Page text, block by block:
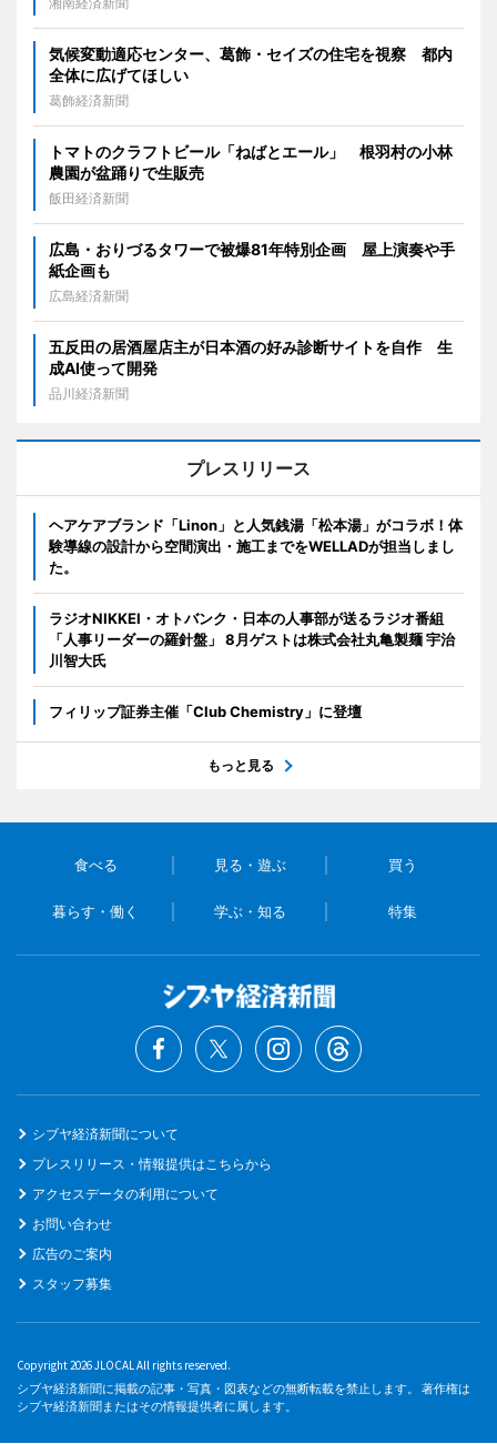
気候変動適応センター、葛飾・セイズの住宅を視察 都内
全体に広げてほしい
葛飾経済新聞
トマトのクラフトビール「ねばとエール」 根羽村の小林
農園が盆踊りで生販売
飯田経済新聞
広島・おりづるタワーで被爆81年特別企画 屋上演奏や手
紙企画も
広島経済新聞
五反田の居酒屋店主が日本酒の好み診断サイトを自作 生
成AI使って開発
品川経済新聞
プレスリリース
ヘアケアブランド「Linon」と人気銭湯「松本湯」がコラボ！体
験導線の設計から空間演出・施工までをWELLADが担当しまし
た。
ラジオNIKKEI・オトバンク・日本の人事部が送るラジオ番組
「人事リーダーの羅針盤」 8月ゲストは株式会社丸亀製麺 宇治
川智大氏
フィリップ証券主催「Club Chemistry」に登壇
もっと見る
食べる 見る・遊ぶ 買う
暮らす・働く 学ぶ・知る 特集
シブヤ経済新聞について
プレスリリース・情報提供はこちらから
アクセスデータの利用について
お問い合わせ
広告のご案内
スタッフ募集
Copyright 2026 JLOCAL All rights reserved.
シブヤ経済新聞に掲載の記事・写真・図表などの無断転載を禁止します。 著作権は
シブヤ経済新聞またはその情報提供者に属します。